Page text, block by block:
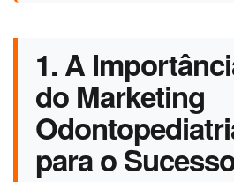
1. A
do Marketing
para o